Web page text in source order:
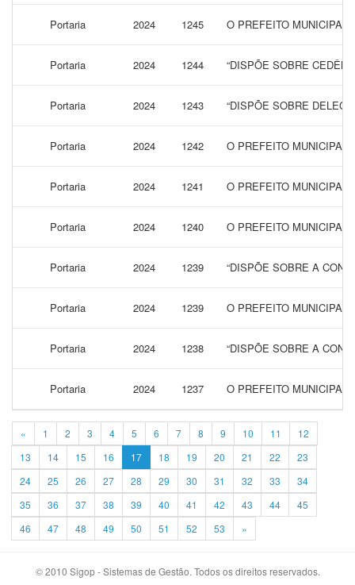
Portaria 2024 1245 O PREFEITO MUNICIPAL
Portaria 2024 1244 “DISPÕE SOBRE
Portaria 2024 1243 “DISPÕE SOBRE
Portaria 2024 1242 O PREFEITO MUNICIPAL
Portaria 2024 1241 O PREFEITO MUNICIPAL
Portaria 2024 1240 O PREFEITO MUNICIPAL
Portaria 2024 1239 “DISPÕE SOBRE A
Portaria 2024 1239 O PREFEITO MUNICIPAL
Portaria 2024 1238 “DISPÕE SOBRE A
Portaria 2024 1237 O PREFEITO MUNICIPAL
« 1 2 3 4 5 6 7 8 9 10 11
12
13
14 15 16 17 18 19 20 21 22
23
24
25 26 27 28 29 30 31 32 33
34
35
36 37 38 39 40 41 42 43 44
45
46
47 48 49 50 51 52 53 »
© 2010 Sigop - Sistemas de Gestão. Todos os direitos reservados.